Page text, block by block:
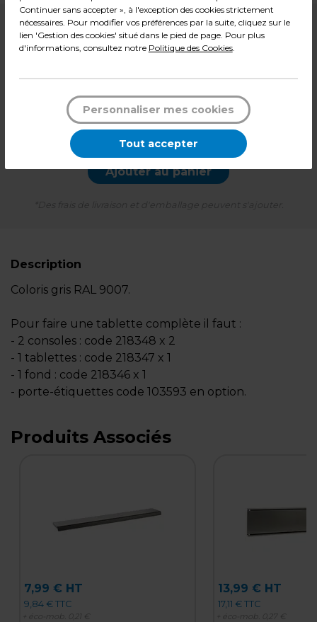
3,99€ HT
2,99€ HT
3,59€ TTC*
Quantité - +
Ajouter au panier
Description
Coloris gris RAL 9007.
Pour faire une tablette complète il faut :
- 2 consoles : code 218348 x 2
- 1 tablettes : code 218347 x 1
- 1 fond : code 218346 x 1
- porte-étiquettes code 103593 en option.
Produits Associés
7,99 € HT
9,84 € TTC
+ éco-mob. 0,21 €
13,99 € HT
17,11 € TTC
+ éco-mob. 0,27 €
Continuer sans accepter », à l'exception des cookies strictement
nécessaires. Pour modifier vos préférences par la suite, cliquez sur le
lien 'Gestion des cookies' situé dans le pied de page. Pour plus
d'informations, consultez notre Politique des Cookies.
Personnaliser mes cookies
Tout accepter